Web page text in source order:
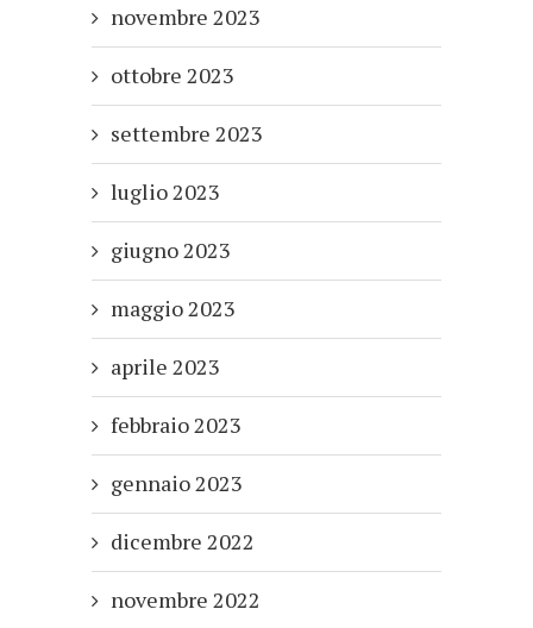
novembre 2023
ottobre 2023
settembre 2023
luglio 2023
giugno 2023
maggio 2023
aprile 2023
febbraio 2023
gennaio 2023
dicembre 2022
novembre 2022